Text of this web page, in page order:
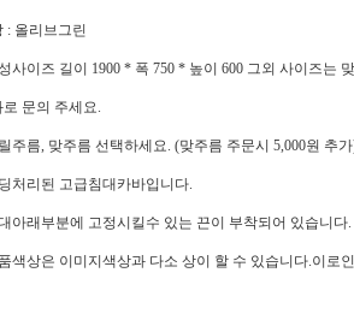
: 올리브그린
사이즈 길이 1900 * 폭 750 * 높이 600 그외 사이즈는
로 문의 주세요.
주름, 맞주름 선택하세요. (맞주름 주문시 5,000원 추
처리된 고급침대카바입니다.
아래부분에 고정시킬수 있는 끈이 부착되어 있습니다.
색상은 이미지색상과 다소 상이 할 수 있습니다.이로